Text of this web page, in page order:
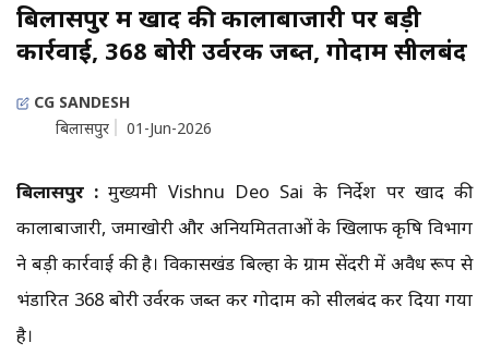
बिलासपुर में खाद की कालाबाजारी पर बड़ी
कार्रवाई, 368 बोरी उर्वरक जब्त, गोदाम सीलबंद
CG SANDESH
बिलासपुर
01-Jun-2026
बिलासपुर :मुख्यमंत्री Vishnu Deo Sai के निर्देश पर खाद की
कालाबाजारी, जमाखोरी और अनियमितताओं के खिलाफ कृषि विभाग
ने बड़ी कार्रवाई की है। विकासखंड बिल्हा के ग्राम सेंदरी में अवैध रूप से
भंडारित 368 बोरी उर्वरक जब्त कर गोदाम को सीलबंद कर दिया गया
है।